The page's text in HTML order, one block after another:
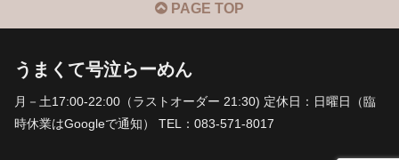
PAGE TOP
うまくて号泣らーめん
月－土17:00-22:00（ラストオーダー 21:30) 定休日：日曜日（臨
時休業はGoogleで通知） TEL：083-571-8017